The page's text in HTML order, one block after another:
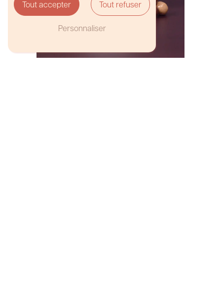
Croc'choc
Tout accepter Tout refuser
Personnaliser